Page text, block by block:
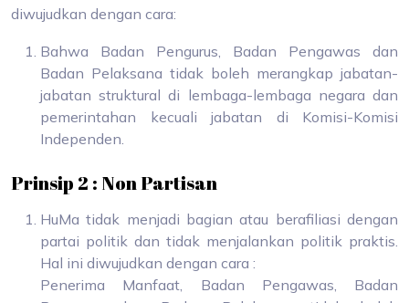
diwujudkan dengan cara:
Bahwa Badan Pengurus, Badan Pengawas dan
Badan Pelaksana tidak boleh merangkap jabatan-
jabatan struktural di lembaga-lembaga negara dan
pemerintahan kecuali jabatan di Komisi-Komisi
Independen.
Prinsip 2 : Non Partisan
HuMa tidak menjadi bagian atau berafiliasi dengan
partai politik dan tidak menjalankan politik praktis.
Hal ini diwujudkan dengan cara :
Penerima Manfaat, Badan Pengawas, Badan